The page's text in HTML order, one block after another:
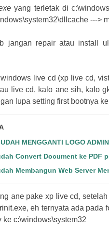
yang terletak di
--->
jangan repair atau install
live cd (xp live cd,
live cd, kalo ane sih, kalo
lupa setting first bootnya
MENGGANTI LOGO
Convert Document ke PDF
Membangun Web Server
ane pake xp live cd,
eh ternyata ada pada
ke c:\windows\system32